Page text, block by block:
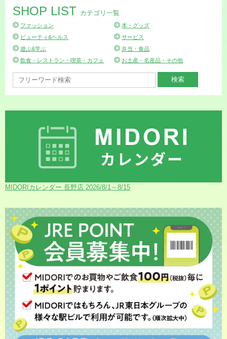
SHOP LIST カテゴリ一覧
ファッション
本・グッズ
ビューティ&ヘルス
サービス
遊ぶ&学ぶ
弁当・食品
飲食・レストラン・喫茶・カフェ
お土産・名産品・その他
MIDORIカレンダー 長野店 2026/8/1～8/15